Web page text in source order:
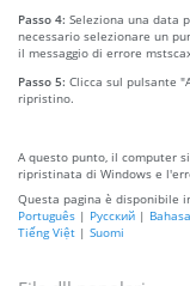
Passo 4: Seleziona una data
necessario selezionare un
il messaggio di errore
Passo 5: Clicca sul pulsante
ripristino.
A questo punto, il computer
ripristinata di Windows e
Questa pagina è disponibile
Português | Русский |
Tiếng Việt | Suomi